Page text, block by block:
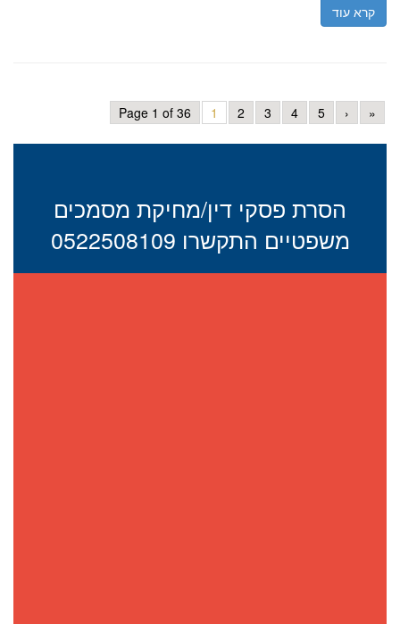
קרא עוד
Page 1 of 36 1 2 3 4 5 › »
הסרת פסקי דין/מחיקת מסמכים
משפטיים התקשרו 0522508109